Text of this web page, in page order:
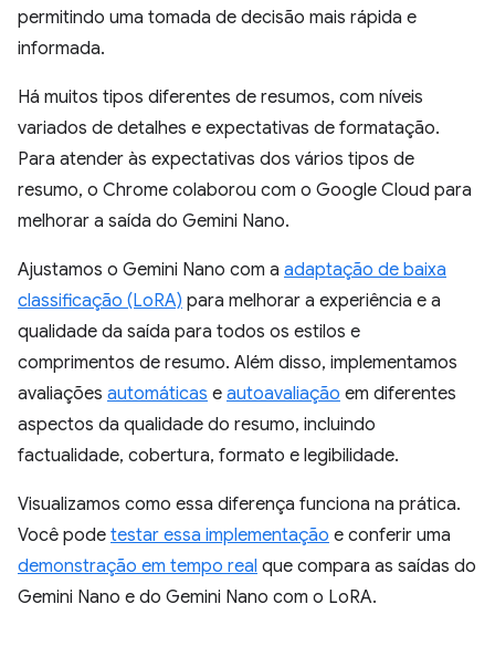
permitindo uma tomada de decisão mais rápida e
informada.
Há muitos tipos diferentes de resumos, com níveis
variados de detalhes e expectativas de formatação.
Para atender às expectativas dos vários tipos de
resumo, o Chrome colaborou com o Google Cloud para
melhorar a saída do Gemini Nano.
Ajustamos o Gemini Nano com a adaptação de baixa
classificação (LoRA) para melhorar a experiência e a
qualidade da saída para todos os estilos e
comprimentos de resumo. Além disso, implementamos
avaliações automáticas e autoavaliação em diferentes
aspectos da qualidade do resumo, incluindo
factualidade, cobertura, formato e legibilidade.
Visualizamos como essa diferença funciona na prática.
Você pode testar essa implementação e conferir uma
demonstração em tempo real que compara as saídas do
Gemini Nano e do Gemini Nano com o LoRA.